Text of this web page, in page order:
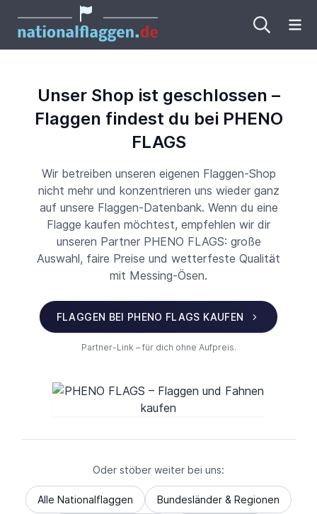
Unser Shop ist geschlossen –
Flaggen findest du bei PHENO
FLAGS
Wir betreiben unseren eigenen Flaggen-Shop
nicht mehr und konzentrieren uns wieder ganz
auf unsere Flaggen-Datenbank. Wenn du eine
Flagge kaufen möchtest, empfehlen wir dir
unseren Partner PHENO FLAGS: große
Auswahl, faire Preise und wetterfeste Qualität
mit Messing-Ösen.
FLAGGEN BEI PHENO FLAGS KAUFEN
Partner-Link – für dich ohne Aufpreis.
Oder stöber weiter bei uns:
Alle Nationalflaggen Bundesländer & Regionen